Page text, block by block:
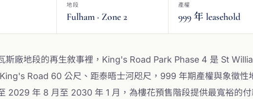
地段
Fulham · Zone 2
產權
999 年 leasehold
斯廠地段的再生敘事裡，King's Road Park Phase 4 是 St
Road 60 公尺、距泰晤士河咫尺，999 年期產權與象徵性
2029 年 8 月至 2030 年 1 月，為樓花預售階段提供最寬裕的